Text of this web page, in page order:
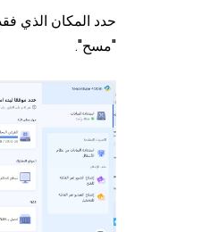
حدد المكان الذي
"مسح".